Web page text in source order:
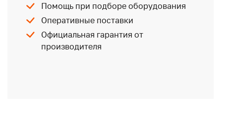
Помощь при подборе оборудования
Оперативные поставки
Официальная гарантия от
производителя